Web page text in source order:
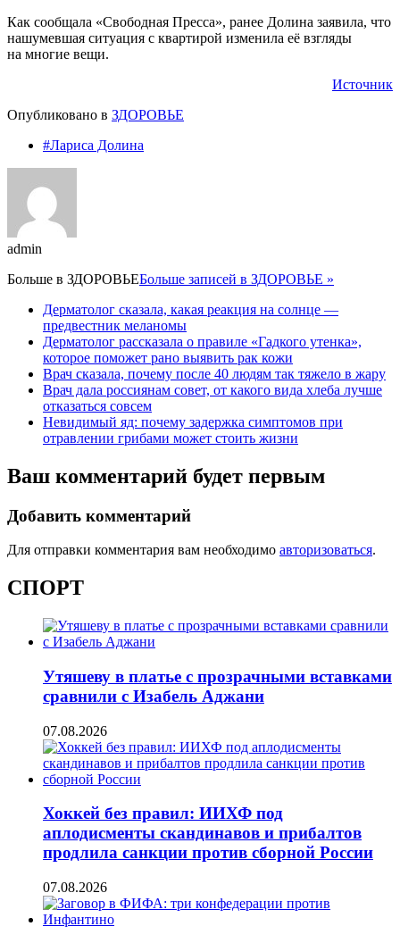
Как сообщала «Свободная Пресса», ранее Долина заявила, что
нашумевшая ситуация с квартирой изменила её взгляды
на многие вещи.
Источник
Опубликовано в ЗДОРОВЬЕ
#Лариса Долина
admin
Больше в ЗДОРОВЬЕБольше записей в ЗДОРОВЬЕ »
Дерматолог сказала, какая реакция на солнце —
предвестник меланомы
Дерматолог рассказала о правиле «Гадкого утенка»,
которое поможет рано выявить рак кожи
Врач сказала, почему после 40 людям так тяжело в жару
Врач дала россиянам совет, от какого вида хлеба лучше
отказаться совсем
Невидимый яд: почему задержка симптомов при
отравлении грибами может стоить жизни
Ваш комментарий будет первым
Добавить комментарий
Для отправки комментария вам необходимо авторизоваться.
СПОРТ
Утяшеву в платье с прозрачными вставками
сравнили с Изабель Аджани
07.08.2026
Хоккей без правил: ИИХФ под
аплодисменты скандинавов и прибалтов
продлила санкции против сборной России
07.08.2026